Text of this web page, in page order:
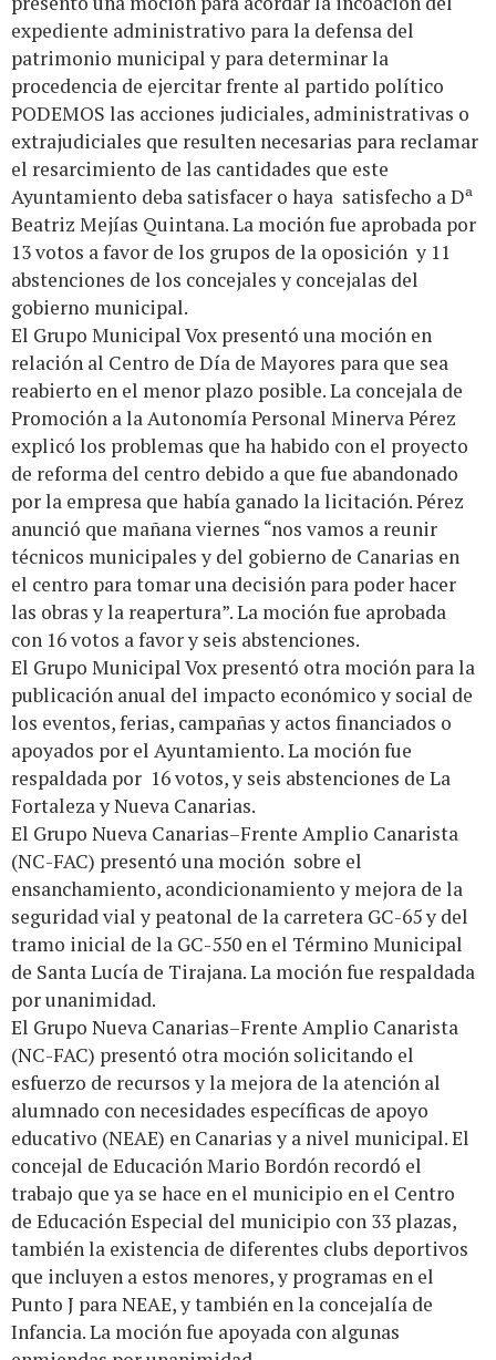
expediente administrativo para la defensa del
patrimonio municipal y para determinar la
procedencia de ejercitar frente al partido político
PODEMOS las acciones judiciales, administrativas o
extrajudiciales que resulten necesarias para reclamar
el resarcimiento de las cantidades que este
Ayuntamiento deba satisfacer o haya satisfecho a Dª
Beatriz Mejías Quintana. La moción fue aprobada por
13 votos a favor de los grupos de la oposición y 11
abstenciones de los concejales y concejalas del
gobierno municipal.
El Grupo Municipal Vox presentó una moción en
relación al Centro de Día de Mayores para que sea
reabierto en el menor plazo posible. La concejala de
Promoción a la Autonomía Personal Minerva Pérez
explicó los problemas que ha habido con el proyecto
de reforma del centro debido a que fue abandonado
por la empresa que había ganado la licitación. Pérez
anunció que mañana viernes “nos vamos a reunir
técnicos municipales y del gobierno de Canarias en
el centro para tomar una decisión para poder hacer
las obras y la reapertura”. La moción fue aprobada
con 16 votos a favor y seis abstenciones.
El Grupo Municipal Vox presentó otra moción para la
publicación anual del impacto económico y social de
los eventos, ferias, campañas y actos financiados o
apoyados por el Ayuntamiento. La moción fue
respaldada por 16 votos, y seis abstenciones de La
Fortaleza y Nueva Canarias.
El Grupo Nueva Canarias–Frente Amplio Canarista
(NC-FAC) presentó una moción sobre el
ensanchamiento, acondicionamiento y mejora de la
seguridad vial y peatonal de la carretera GC-65 y del
tramo inicial de la GC-550 en el Término Municipal
de Santa Lucía de Tirajana. La moción fue respaldada
por unanimidad.
El Grupo Nueva Canarias–Frente Amplio Canarista
(NC-FAC) presentó otra moción solicitando el
esfuerzo de recursos y la mejora de la atención al
alumnado con necesidades específicas de apoyo
educativo (NEAE) en Canarias y a nivel municipal. El
concejal de Educación Mario Bordón recordó el
trabajo que ya se hace en el municipio en el Centro
de Educación Especial del municipio con 33 plazas,
también la existencia de diferentes clubs deportivos
que incluyen a estos menores, y programas en el
Punto J para NEAE, y también en la concejalía de
Infancia. La moción fue apoyada con algunas